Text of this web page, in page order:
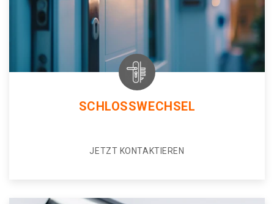
SCHLOSSWECHSEL
JETZT KONTAKTIEREN